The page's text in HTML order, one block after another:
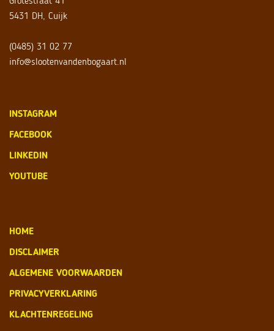
5431 DH, Cuijk
(0485) 31 02 77
info@slootenvandenbogaart.nl
INSTAGRAM
FACEBOOK
LINKEDIN
YOUTUBE
HOME
DISCLAIMER
ALGEMENE VOORWAARDEN
PRIVACYVERKLARING
KLACHTENREGELING